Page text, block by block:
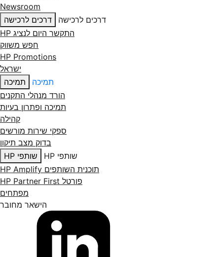
Newsroom
דרכים לרכישה
דרכים לרכישה
התקשר היום לנציג HP
חפש משווק
HP Promotions
ישראל
תמיכה
תמיכה
הורד מנהלי התקנים
תמיכה ופתרון בעיות
קהילה
ספקי שירות מורשים
בדוק מצב תיקון
שותפי HP
שותפי HP
תוכנית השותפים HP Amplify
פורטל HP Partner First
מפתחים
הישאר מחובר